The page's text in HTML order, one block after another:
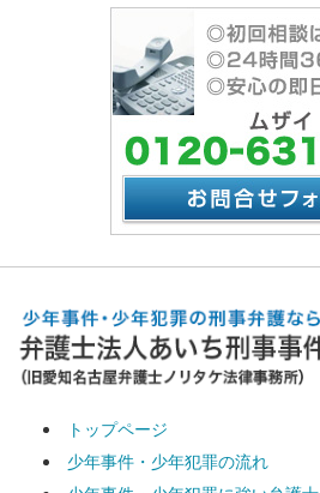
トップページ
少年事件・少年犯罪の流れ